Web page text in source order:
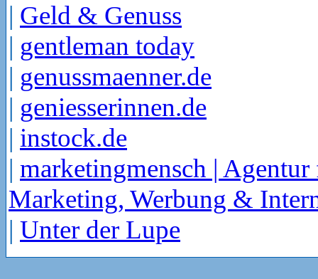
| Geld & Genuss
| gentleman today
| genussmaenner.de
| geniesserinnen.de
| instock.de
| marketingmensch | Agentur
Marketing, Werbung &
| Unter der Lupe